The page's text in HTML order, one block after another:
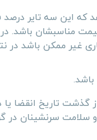
که این سه تایر
مناسبشان باشد.
غیر ممکن باشد در
تاریخ انقضا
سرنشینان در